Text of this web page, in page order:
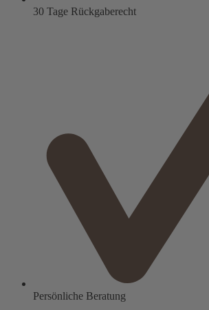
30 Tage Rückgaberecht
Persönliche Beratung